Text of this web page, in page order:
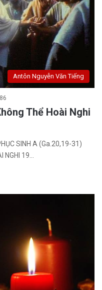
Antôn Nguyễn Văn Tiếng
Thể Hoài Nghi
SINH A (Ga.20,19-31)
19…